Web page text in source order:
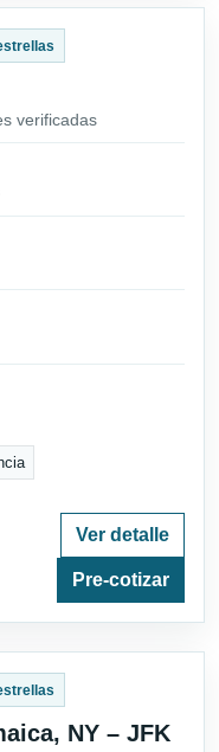
verificadas
Ver detalle
Pre-cotizar
NY – JFK